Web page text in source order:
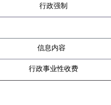
行政强制
信息内容
行政事业性收费